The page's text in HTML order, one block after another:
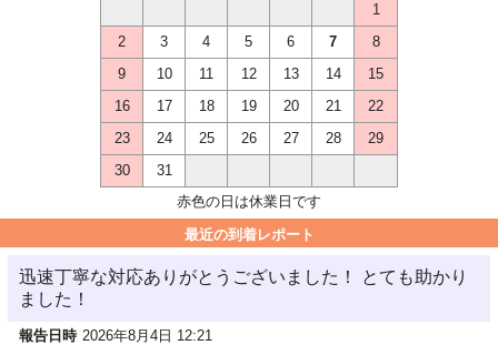
1
2
3 4 5 6 7
8
9
10 11 12 13 14
15
16
17 18 19 20 21
22
23
24 25 26 27 28
29
30
31
赤色の日は休業日です
最近の到着レポート
迅速丁寧な対応ありがとうございました！ とても助かり
ました！
報告日時 2026年8月4日 12:21